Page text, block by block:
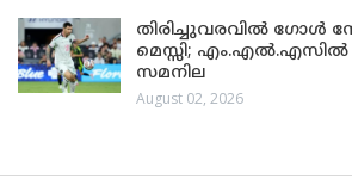
തിരിച്ചുവരവിൽ ഗോൾ
മെസ്സി; എം.എൽ.എസിൽ
സമനില
August 02, 2026